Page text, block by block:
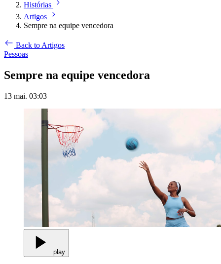
Histórias
Artigos
Sempre na equipe vencedora
Back to Artigos
Pessoas
Sempre na equipe vencedora
13 mai. 03:03
play